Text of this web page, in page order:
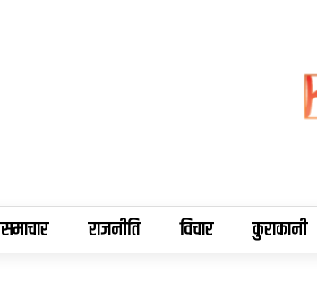
समाचार राजनीति विचार कुराकानी